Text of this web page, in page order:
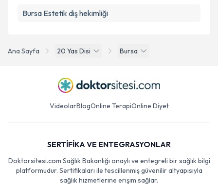
Ana Sayfa 20 Yas Disi Bursa
Bursa Estetik diş hekimliği
VideolarBlogOnline TerapiOnline Diyet
SERTİFİKA VE ENTEGRASYONLAR
Doktorsitesi.com Sağlık Bakanlığı onaylı ve entegreli bir sağlık bilgi
platformudur. Sertifikaları ile tescillenmiş güvenilir altyapısıyla
sağlık hizmetlerine erişim sağlar.